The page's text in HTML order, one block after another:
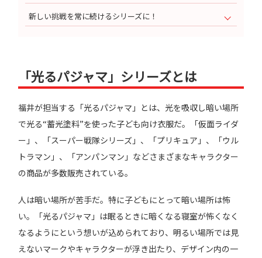
新しい挑戦を常に続けるシリーズに！
「光るパジャマ」シリーズとは
福井が担当する「光るパジャマ」とは、光を吸収し暗い場所
で光る“蓄光塗料”を使った子ども向け衣服だ。「仮面ライダ
ー」、「スーパー戦隊シリーズ」、「プリキュア」、「ウル
トラマン」、「アンパンマン」などさまざまなキャラクター
の商品が多数販売されている。
人は暗い場所が苦手だ。特に子どもにとって暗い場所は怖
い。「光るパジャマ」は眠るときに暗くなる寝室が怖くなく
なるようにという想いが込められており、明るい場所では見
えないマークやキャラクターが浮き出たり、デザイン内の一